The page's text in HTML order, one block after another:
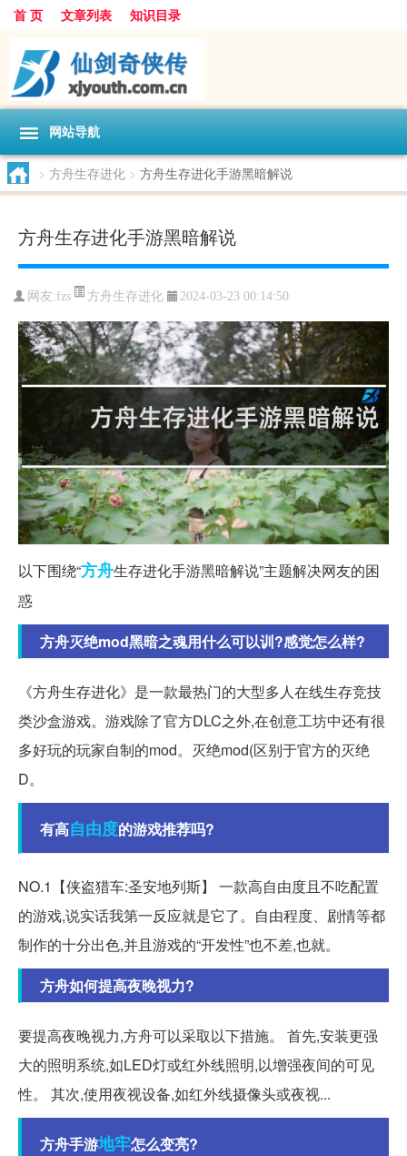
首 页 文章列表 知识目录
网站导航
> 方舟生存进化 > 方舟生存进化手游黑暗解说
方舟生存进化手游黑暗解说
网友:fzs 方舟生存进化 2024-03-23 00:14:50
以下围绕“方舟生存进化手游黑暗解说”主题解决网友的困
惑
方舟灭绝mod黑暗之魂用什么可以训?感觉怎么样?
《方舟生存进化》是一款最热门的大型多人在线生存竞技
类沙盒游戏。游戏除了官方DLC之外,在创意工坊中还有很
多好玩的玩家自制的mod。灭绝mod(区别于官方的灭绝
D。
有高自由度的游戏推荐吗?
NO.1【侠盗猎车:圣安地列斯】 一款高自由度且不吃配置
的游戏,说实话我第一反应就是它了。自由程度、剧情等都
制作的十分出色,并且游戏的“开发性”也不差,也就。
方舟如何提高夜晚视力?
要提高夜晚视力,方舟可以采取以下措施。 首先,安装更强
大的照明系统,如LED灯或红外线照明,以增强夜间的可见
性。 其次,使用夜视设备,如红外线摄像头或夜视...
方舟手游地牢怎么变亮?